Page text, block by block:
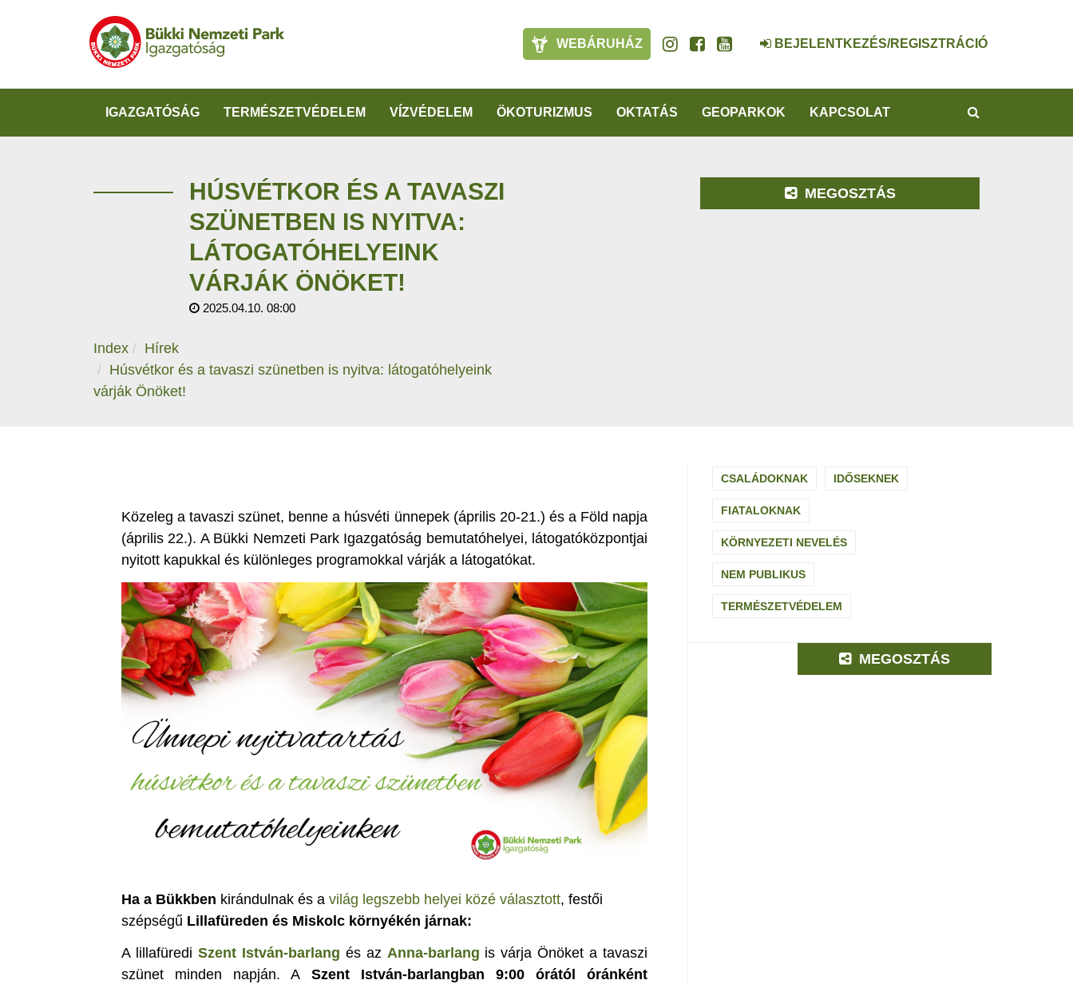
WEBÁRUHÁZ BEJELENTKEZÉS/REGISZTRÁCIÓ
IGAZGATÓSÁG TERMÉSZETVÉDELEM VÍZVÉDELEM ÖKOTURIZMUS OKTATÁS GEOPARKOK KAPCSOLAT
HÚSVÉTKOR ÉS A TAVASZI
SZÜNETBEN IS NYITVA:
LÁTOGATÓHELYEINK
VÁRJÁK ÖNÖKET!
2025.04.10. 08:00
Index
Hírek
Húsvétkor és a tavaszi szünetben is nyitva: látogatóhelyeink
várják Önöket!
MEGOSZTÁS
Közeleg a tavaszi szünet, benne a húsvéti ünnepek (április 20-21.) és a Föld napja
(április 22.). A Bükki Nemzeti Park Igazgatóság bemutatóhelyei, látogatóközpontjai
nyitott kapukkal és különleges programokkal várják a látogatókat.
Ha a Bükkben kirándulnak és a világ legszebb helyei közé választott, festői
szépségű Lillafüreden és Miskolc környékén járnak:
A lillafüredi Szent István-barlang és az Anna-barlang is várja Önöket a tavaszi
szünet minden napján. A Szent István-barlangban 9:00 órától óránként
CSALÁDOKNAK IDŐSEKNEK
FIATALOKNAK
KÖRNYEZETI NEVELÉS
NEM PUBLIKUS
TERMÉSZETVÉDELEM
MEGOSZTÁS